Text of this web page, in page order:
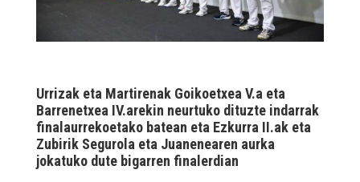
Urrizak eta Martirenak Goikoetxea V.a eta
Barrenetxea IV.arekin neurtuko dituzte indarrak
finalaurrekoetako batean eta Ezkurra II.ak eta
Zubirik Segurola eta Juanenearen aurka
jokatuko dute bigarren finalerdian